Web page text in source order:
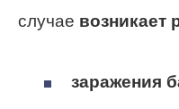
случае возникает
заражения